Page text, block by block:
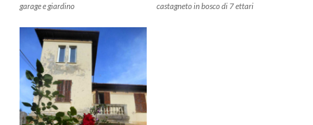
garage e giardino
castagneto in bosco di 7 ettari